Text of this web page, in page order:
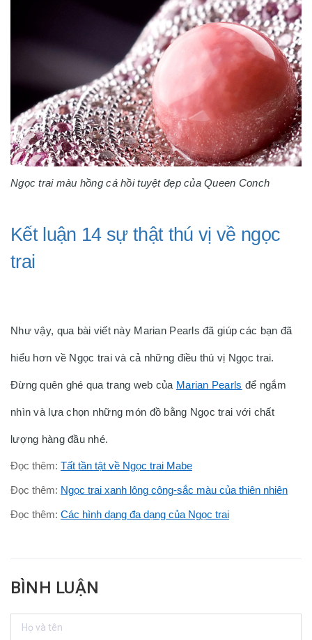
Ngọc trai màu hồng cá hồi tuyệt đẹp của Queen Conch
Kết luận 14 sự thật thú vị về ngọc
trai
Như vậy, qua bài viết này Marian Pearls đã giúp các bạn đã
hiểu hơn về Ngọc trai và cả những điều thú vị Ngọc trai.
Đừng quên ghé qua trang web của Marian Pearls để ngắm
nhìn và lựa chọn những món đồ bằng Ngọc trai với chất
lượng hàng đầu nhé.
Đọc thêm: Tất tần tật về Ngọc trai Mabe
Đọc thêm: Ngọc trai xanh lông công-sắc màu của thiên nhiên
Đọc thêm: Các hình dạng đa dạng của Ngọc trai
BÌNH LUẬN